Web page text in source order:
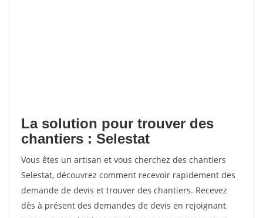
La solution pour trouver des
chantiers : Selestat
Vous êtes un artisan et vous cherchez des chantiers
Selestat, découvrez comment recevoir rapidement des
demande de devis et trouver des chantiers. Recevez
dès à présent des demandes de devis en rejoignant